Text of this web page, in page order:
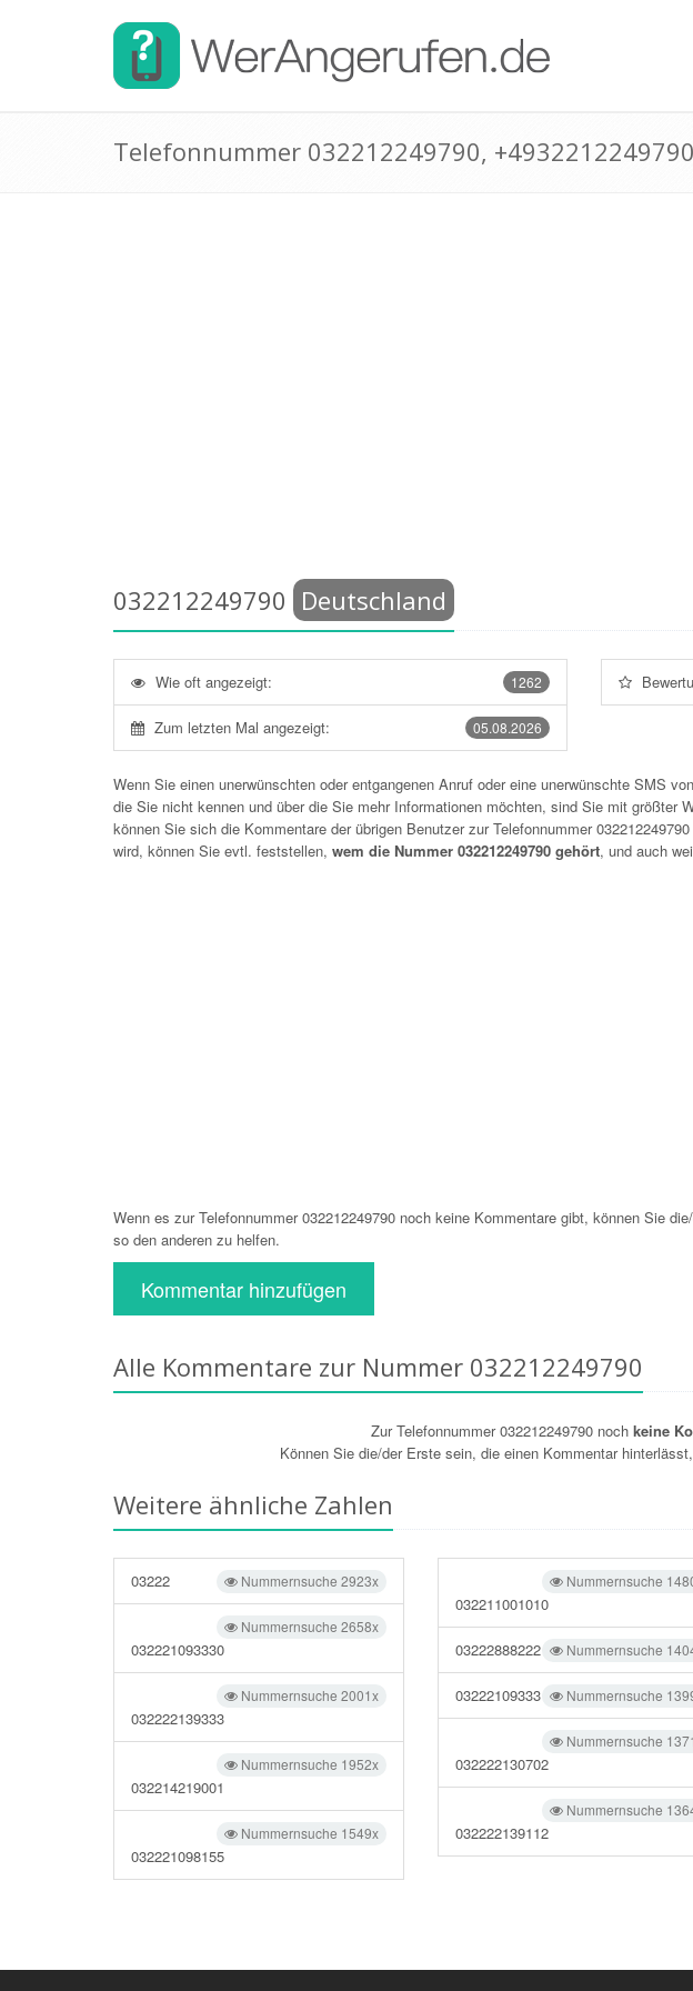
Telefonnummer 032212249790, +4932212249790
032212249790 Deutschland
1262
Wie oft angezeigt:
05.08.2026
Zum letzten Mal angezeigt:
Wenn Sie einen unerwünschten oder entgangenen Anruf oder eine unerwünschte SMS von
die Sie nicht kennen und über die Sie mehr Informationen möchten, sind Sie mit größter
können Sie sich die Kommentare der übrigen Benutzer zur Telefonnummer032212249790
wird, können Sie evtl. feststellen, wem die Nummer 032212249790 gehört, und auch
Wenn es zur Telefonnummer 032212249790 noch keine Kommentare gibt, können Sie
so den anderen zu helfen.
Kommentar hinzufügen
Alle Kommentare zur Nummer 032212249790
Zur Telefonnummer 032212249790 noch keine
Können Sie die/der Erste sein, die einen Kommentar
Weitere ähnliche Zahlen
Nummernsuche 2923x
03222
Nummernsuche 2658x
032221093330
Nummernsuche 2001x
032222139333
Nummernsuche 1952x
032214219001
Nummernsuche 1549x
032221098155
Nummernsuche
032211001010
Nummernsuche
03222888222
Nummernsuche
03222109333
Nummernsuche
032222130702
Nummernsuche
032222139112